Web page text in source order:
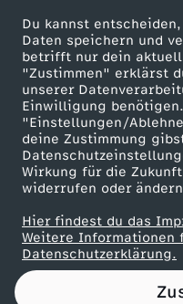
Du kannst
Daten speichern und
betrifft nur dein
"Zustimmen" erklärst
unserer
Einwilligung
"Einstellungen/
deine Zustimmung
Wirkung für die
widerrufen oder
Hier findest du das
Weitere Informationen
Datenschutzerklärung.
ZDF goes Schule
Werbefernsehen
Mainzelmännchen
Partner